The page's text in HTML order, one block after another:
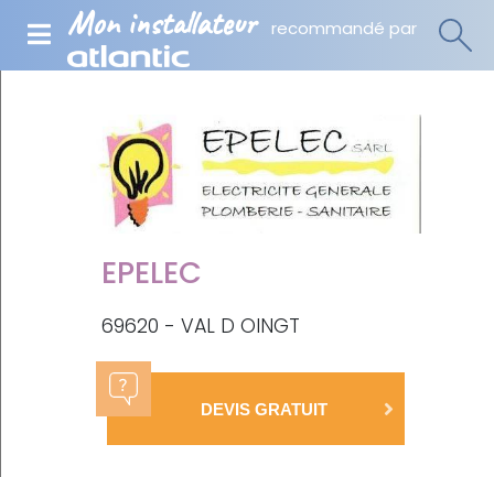
Mon installateur recommandé par
EPELEC
69620 - VAL D OINGT
DEVIS GRATUIT